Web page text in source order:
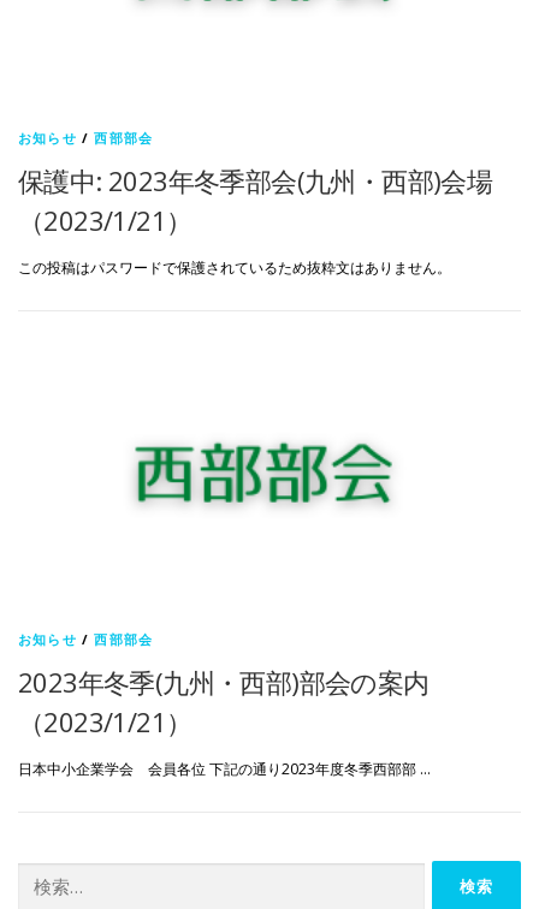
お知らせ /西部部会
保護中: 2023年冬季部会(九州・西部)会場
（2023/1/21）
この投稿はパスワードで保護されているため抜粋文はありません。
お知らせ /西部部会
2023年冬季(九州・西部)部会の案内
（2023/1/21）
日本中小企業学会 会員各位 下記の通り2023年度冬季西部部 …
索: